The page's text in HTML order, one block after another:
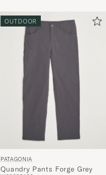
OUTDOOR
PATAGONIA
Quandry Pants Forge Grey